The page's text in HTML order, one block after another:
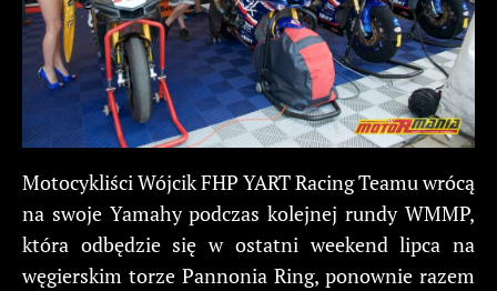
Motocykliści Wójcik FHP YART Racing Teamu wrócą
na swoje Yamahy podczas kolejnej rundy WMMP,
która odbędzie się w ostatni weekend lipca na
węgierskim torze Pannonia Ring, ponownie razem